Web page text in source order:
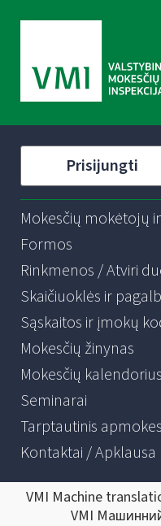
Prisijungti
Mokesčių mokėtojų
Formos
Rinkmenos / Atviri
Skaičiuoklės ir
Sąskaitos ir įmokų
Mokesčių žinynas
Mokesčių kalendorius
Seminarai
Tarptautinis
Kontaktai / Apklausa
VMI Machine
VMI